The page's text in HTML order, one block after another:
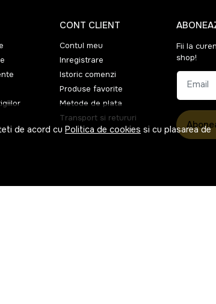
de acord cu Politica de cookies si cu plasarea de
CONT CLIENT
Contul meu
Inregistrare
Istoric comenzi
Produse favorite
Metode de plata
Transport si retururi
Fii la
shop!
Email